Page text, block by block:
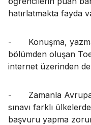
hatırlatmakta fayda
-
Konuşma,
bölümden oluşan
internet üzerinden de
-
Zamanla
sınavı farklı
başvuru yapma